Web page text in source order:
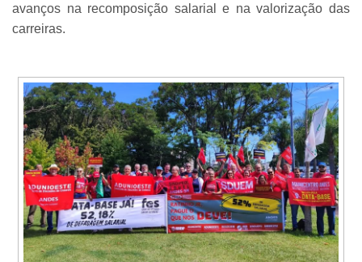
avanços na recomposição salarial e na valorização das
carreiras.